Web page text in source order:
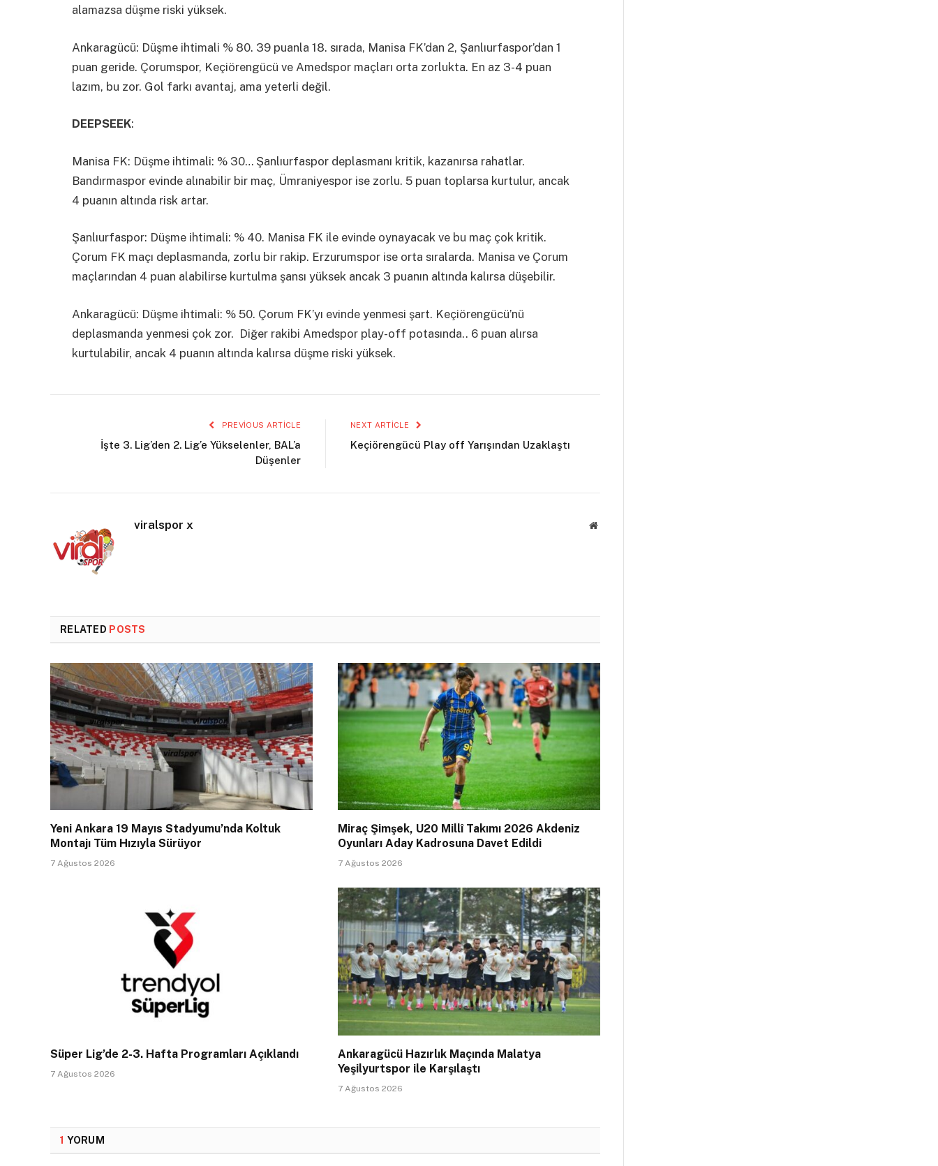
alamazsa düşme riski yüksek.
Ankaragücü: Düşme ihtimali % 80. 39 puanla 18. sırada, Manisa FK’dan 2, Şanlıurfaspor’dan 1
puan geride. Çorumspor, Keçiörengücü ve Amedspor maçları orta zorlukta. En az 3-4 puan
lazım, bu zor. Gol farkı avantaj, ama yeterli değil.
DEEPSEEK:
Manisa FK: Düşme ihtimali: % 30… Şanlıurfaspor deplasmanı kritik, kazanırsa rahatlar.
Bandırmaspor evinde alınabilir bir maç, Ümraniyespor ise zorlu. 5 puan toplarsa kurtulur, ancak
4 puanın altında risk artar.
Şanlıurfaspor: Düşme ihtimali: % 40. Manisa FK ile evinde oynayacak ve bu maç çok kritik.
Çorum FK maçı deplasmanda, zorlu bir rakip. Erzurumspor ise orta sıralarda. Manisa ve Çorum
maçlarından 4 puan alabilirse kurtulma şansı yüksek ancak 3 puanın altında kalırsa düşebilir.
Ankaragücü: Düşme ihtimali: % 50. Çorum FK’yı evinde yenmesi şart. Keçiörengücü’nü
deplasmanda yenmesi çok zor. Diğer rakibi Amedspor play-off potasında.. 6 puan alırsa
kurtulabilir, ancak 4 puanın altında kalırsa düşme riski yüksek.
PREVIOUS ARTICLE
İşte 3. Lig’den 2. Lig’e Yükselenler, BAL’a
Düşenler
NEXT ARTICLE
Keçiörengücü Play off Yarışından Uzaklaştı
viralspor x Website
RELATED POSTS
Yeni Ankara 19 Mayıs Stadyumu’nda Koltuk
Montajı Tüm Hızıyla Sürüyor
7 Ağustos 2026
Miraç Şimşek, U20 Millî Takımı 2026 Akdeniz
Oyunları Aday Kadrosuna Davet Edildi
7 Ağustos 2026
Süper Lig’de 2-3. Hafta Programları Açıklandı
7 Ağustos 2026
Ankaragücü Hazırlık Maçında Malatya
Yeşilyurtspor ile Karşılaştı
7 Ağustos 2026
1 YORUM